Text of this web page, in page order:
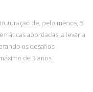
de, pelo menos, 5
abordadas, a levar a
os desafios
de 3 anos.